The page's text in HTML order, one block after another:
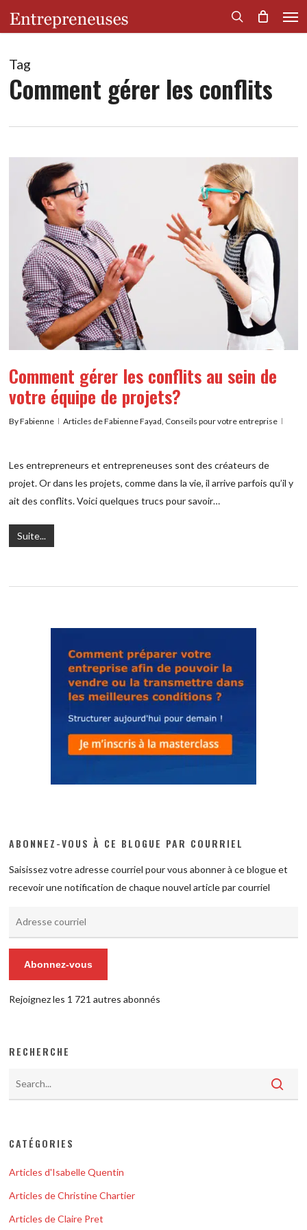
content
search
Tag
Comment gérer les conflits
Comment gérer les conflits au sein de
votre équipe de projets?
ByFabienne Articles de Fabienne Fayad Conseils pour votre entreprise
Les entrepreneurs et entrepreneuses sont des créateurs de
projet. Or dans les projets, comme dans la vie, il arrive parfois qu’il y
ait des conflits. Voici quelques trucs pour savoir…
Suite...
ABONNEZ-VOUS À CE BLOGUE PAR COURRIEL
Saisissez votre adresse courriel pour vous abonner à ce blogue et
recevoir une notification de chaque nouvel article par courriel
Abonnez-vous
Rejoignez les 1 721 autres abonnés
RECHERCHE
CATÉGORIES
Articles d'Isabelle Quentin
Articles de Christine Chartier
Articles de Claire Pret